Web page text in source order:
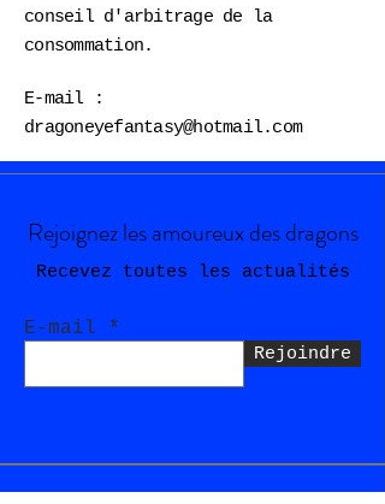
conseil d'arbitrage de la
consommation.
E-mail :
dragoneyefantasy@hotmail.com
Rejoignez les amoureux des dragons
Recevez toutes les actualités
E-mail
Rejoindre